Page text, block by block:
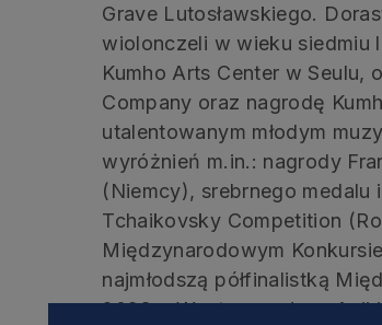
Grave Lutosławskiego.
wiolonczeli w wieku siedmiu
Kumho Arts Center w Seulu,
Company oraz nagrodę
utalentowanym młodym
wyróżnień m.in.: nagrody
(Niemcy), srebrnego medalu
Tchaikovsky Competition
Międzynarodowym
najmłodszą półfinalistką
2023 r. Występowała w Azji